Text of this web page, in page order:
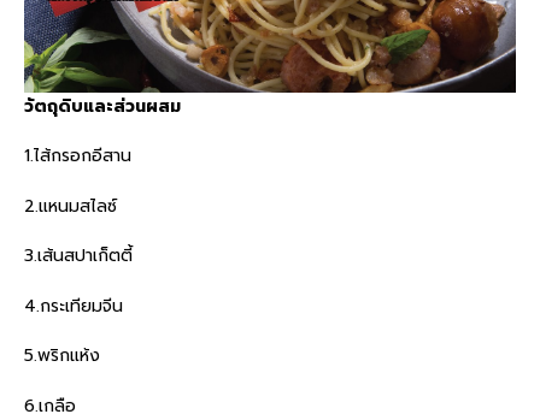
วัตถุดิบและส่วนผสม
1.ไส้กรอกอีสาน
2.แหนมสไลซ์
3.เส้นสปาเก็ตตี้
4.กระเทียมจีน
5.พริกแห้ง
6.เกลือ